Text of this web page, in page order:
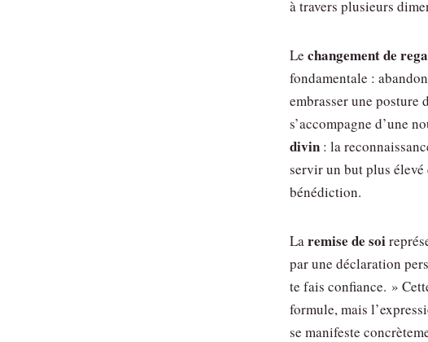
à travers plusieurs
Le changement de
fondamentale :
embrasser une posture
s’accompagne d’une
divin : la
servir un but plus élevé
bénédiction.
Laremise de soi
par une déclaration
te fais confiance. »
formule, mais
se manifeste